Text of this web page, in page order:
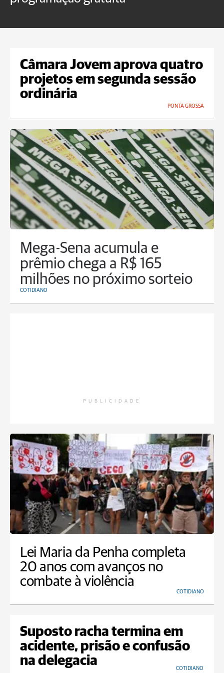
Câmara Jovem aprova quatro
projetos em segunda sessão
ordinária
PONTA GROSSA
Mega-Sena acumula e
prêmio chega a R$ 165
milhões no próximo sorteio
COTIDIANO
PUBLICIDADE
Lei Maria da Penha completa
20 anos com avanços no
combate à violência
COTIDIANO
Suposto racha termina em
acidente, prisão e confusão
na delegacia
COTIDIANO